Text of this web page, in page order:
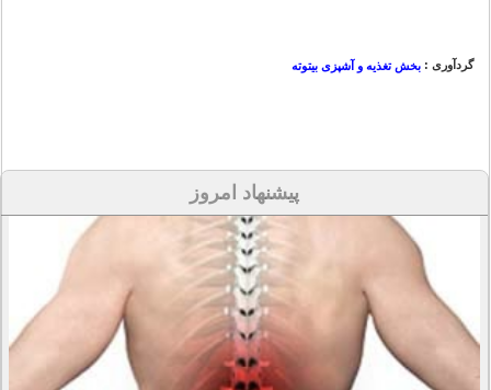
گردآوری : بخش تغذیه و آشپزی بیتوته
پیشنهاد امروز